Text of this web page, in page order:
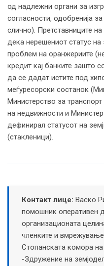
од надлежни органи за
согласности, одобренија
слично). Претставниците
дека нерешениот статус на
проблем на оранжериите
кредит кај банките зашто
да се дадат истите под
меѓуресорски состанок
Министерство за
на недвижности и
дефинирал статусот на
(стакленици).
Контакт лице: Васко
помошник оперативен
организационата
членките и
Стопанската комора
-Здружение на